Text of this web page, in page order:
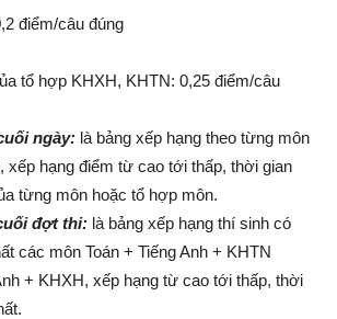
điểm/câu đúng
tổ hợp KHXH, KHTN: 0,25 điểm/câu
ngày: là bảng xếp hạng theo từng môn
xếp hạng điểm từ cao tới thấp, thời gian
từng môn hoặc tổ hợp môn.
đợt thi: là bảng xếp hạng thí sinh có
các môn Toán + Tiếng Anh + KHTN
+ KHXH, xếp hạng từ cao tới thấp, thời